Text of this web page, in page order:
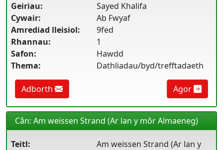
Geiriau:
Sayed Khalifa
Cywair:
Ab Fwyaf
Amrediad lleisiol:
9fed
Rhannau:
1
Safon:
Hawdd
Thema:
Dathliadau/byd/trefftadaeth
Adborth Agor
Cân: Am weissen Strand (Ar lan y môr Almaeneg)
Teitl:
Am weissen Strand (Ar lan y